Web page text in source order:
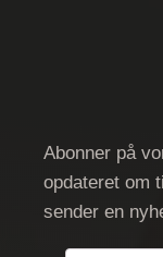
Abonner på
opdateret om
sender en